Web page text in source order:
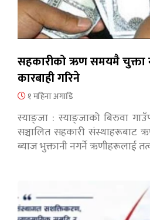
सहकारीको ऋण समयमै चुक्ता
कारबाही गरिने
१ महिना अगाडि
स्याङ्जा : स्याङ्जाको बिरुवा
सञ्चालित सहकारी संस्थाहरूबाट
ब्याज भुक्तानी नगर्ने ऋणीहरूलाई